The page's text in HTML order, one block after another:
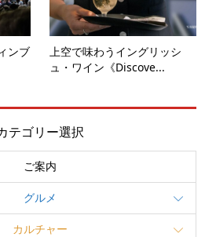
ンブ
上空で味わうイングリッシ
ュ・ワイン《Discove...
テゴリー選択
ご案内
グルメ
カルチャー